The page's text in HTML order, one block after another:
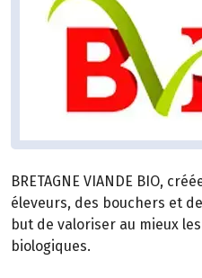
BRETAGNE VIANDE BIO,
éleveurs, des bouchers et
but de valoriser au mieux
biologiques.